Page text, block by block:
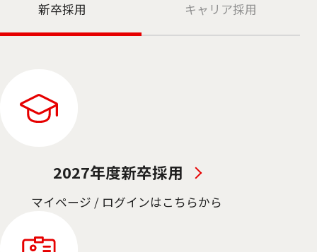
新卒採用 キャリア採用
2027年度新卒採用
マイページ / ログインはこちらから